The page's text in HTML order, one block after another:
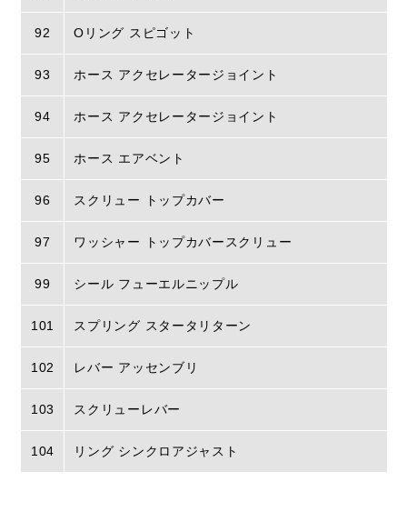
92 Oリング スピゴット
93 ホース アクセレータージョイント
94 ホース アクセレータージョイント
95 ホース エアベント
96 スクリュー トップカバー
97 ワッシャー トップカバースクリュー
99 シール フューエルニップル
101 スプリング スタータリターン
102 レバー アッセンブリ
103 スクリューレバー
104 リング シンクロアジャスト